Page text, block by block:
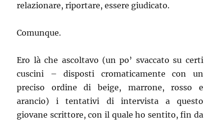
relazionare, riportare, essere giudicato.
Comunque.
Ero là che ascoltavo (un po’ svaccato su certi
cuscini – disposti cromaticamente con un
preciso ordine di beige, marrone, rosso e
arancio) i tentativi di intervista a questo
giovane scrittore, con il quale ho sentito, fin da